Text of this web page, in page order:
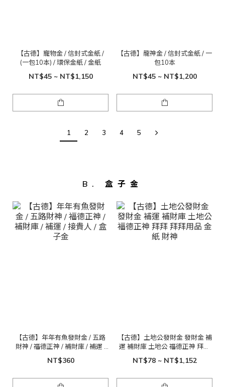
【古德】寵物金 / 信封式金紙 /
(一包10本) / 環保金紙 / 金紙
NT$45 ~ NT$1,150
【古德】龍神金 / 信封式金紙 / 一
包10本
NT$45 ~ NT$1,200
1 2 3 4 5
B. 盒子金
【古德】年年有魚發財金 / 五路
財神 / 福德正神 / 補財庫 / 補運 /
接貴人 / 盒子金
NT$360
【古德】土地公發財金 發財金 補
運 補財庫 土地公 福德正神 拜拜
拜拜用品 金紙 財神
NT$78 ~ NT$1,152